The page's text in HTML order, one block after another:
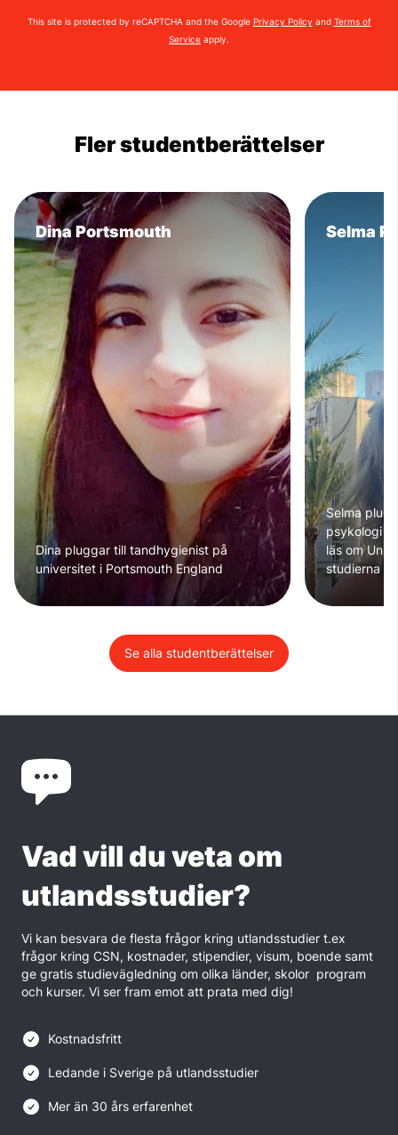
This site is protected by reCAPTCHA and the Google Privacy Policy and Terms of
Service apply.
Fler studentberättelser
Dina Portsmouth
Dina pluggar till tandhygienist på
universitet i Portsmouth England
Selma
Selma
psykologi
läs om
studierna
Se alla studentberättelser
Vad vill du veta om
utlandsstudier?
Vi kan besvara de flesta frågor kring utlandsstudier t.ex
frågor kring CSN, kostnader, stipendier, visum, boende samt
ge gratis studievägledning om olika länder, skolor program
och kurser. Vi ser fram emot att prata med dig!
Kostnadsfritt
Ledande i Sverige på utlandsstudier
Mer än 30 års erfarenhet